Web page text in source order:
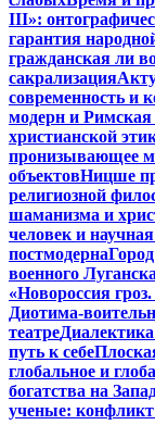
III»:
гарантия
гражданская ли
сакрализация
современность и
модерн и
христианской
пронизывающее
объектовНицше
религиозной
шаманизма и
человек и
постмодерна
военного
«Новороссия
Диотима-
театре
путь к себе
глобальное и
богатства на
ученые: